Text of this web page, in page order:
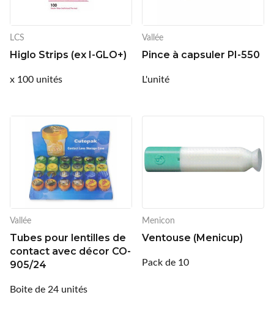
LCS
Higlo Strips (ex I-GLO+)
x 100 unités
Vallée
Pince à capsuler PI-550
L'unité
Vallée
Tubes pour lentilles de
contact avec décor CO-
905/24
Boite de 24 unités
Menicon
Ventouse (Menicup)
Pack de 10